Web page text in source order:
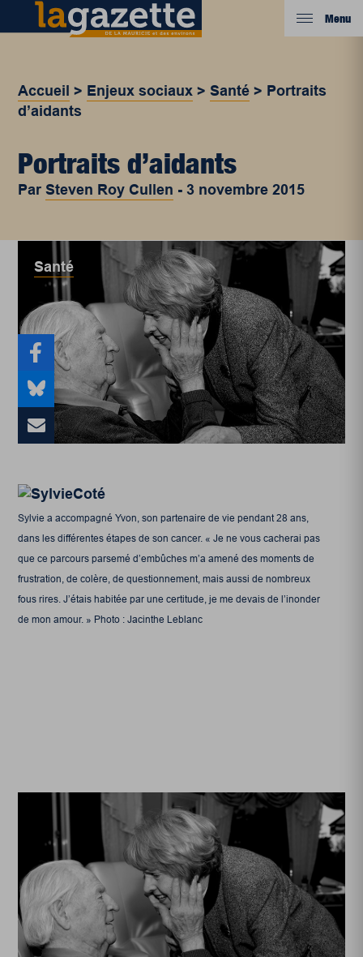
Menu
Accueil > Enjeux sociaux >Santé > Portraits
d’aidants
Portraits d’aidants
ParSteven Roy Cullen -3 novembre 2015
Santé
Sylvie a accompagné Yvon, son partenaire de vie pendant 28 ans,
dans les différentes étapes de son cancer. « Je ne vous cacherai pas
que ce parcours parsemé d’embûches m’a amené des moments de
frustration, de colère, de questionnement, mais aussi de nombreux
fous rires. J’étais habitée par une certitude, je me devais de l’inonder
de mon amour. » Photo : Jacinthe Leblanc